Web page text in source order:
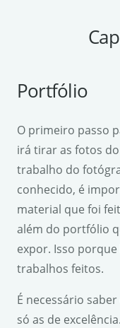
Portfólio
O primeiro passo
irá tirar as fotos
trabalho do
conhecido, é
material que foi
além do portfólio
expor. Isso
trabalhos feitos.
É necessário
só as de